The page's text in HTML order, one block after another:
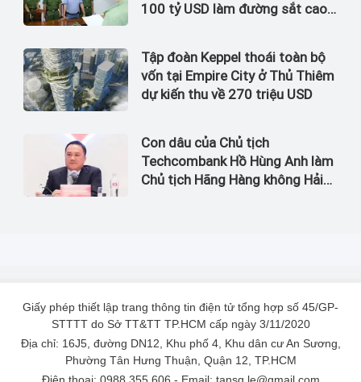
100 tỷ USD làm đường sắt cao
Tập đoàn Keppel thoái toàn bộ
vốn tại Empire City ở Thủ Thiêm
dự kiến thu về 270 triệu USD
Con dâu của Chủ tịch
Techcombank Hồ Hùng Anh làm
Chủ tịch Hãng Hàng không Hải
Giấy phép thiết lập trang thông tin điện tử tổng hợp số 45/GP-
STTTT do Sở TT&TT TP.HCM cấp ngày 3/11/2020
Địa chỉ: 16J5, đường DN12, Khu phố 4, Khu dân cư An Sương,
Phường Tân Hưng Thuận, Quận 12, TP.HCM